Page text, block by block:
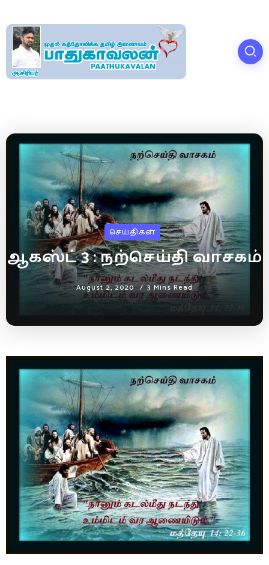
செய்திகள்
ஆகஸ்ட் 3 : நற்செய்தி வாசகம்
August 2, 2020 3 Mins Read